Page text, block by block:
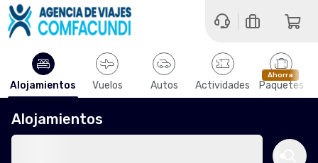
Alojamientos Vuelos Autos Actividades
Ahorra
Paquetes
Alojamientos